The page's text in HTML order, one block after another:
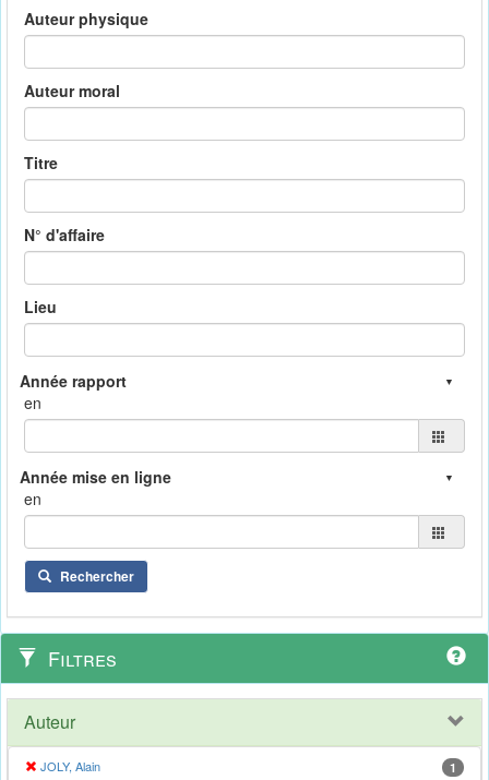
Auteur physique
Auteur moral
Titre
N° d'affaire
Lieu
en
en
Rechercher
Filtres
Auteur
JOLY, Alain 1